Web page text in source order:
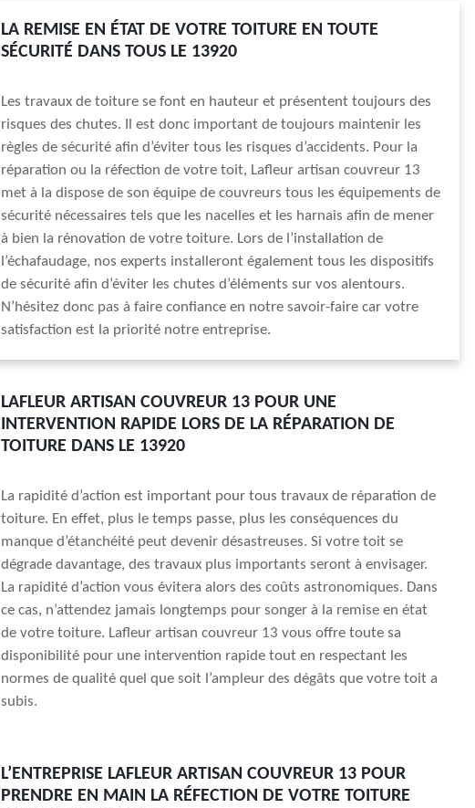
LA REMISE EN ÉTAT DE VOTRE TOITURE EN TOUTE
SÉCURITÉ DANS TOUS LE 13920
Les travaux de toiture se font en hauteur et présentent toujours des
risques des chutes. Il est donc important de toujours maintenir les
règles de sécurité afin d’éviter tous les risques d’accidents. Pour la
réparation ou la réfection de votre toit, Lafleur artisan couvreur 13
met à la dispose de son équipe de couvreurs tous les équipements de
sécurité nécessaires tels que les nacelles et les harnais afin de mener
à bien la rénovation de votre toiture. Lors de l’installation de
l’échafaudage, nos experts installeront également tous les dispositifs
de sécurité afin d’éviter les chutes d’éléments sur vos alentours.
N’hésitez donc pas à faire confiance en notre savoir-faire car votre
satisfaction est la priorité notre entreprise.
LAFLEUR ARTISAN COUVREUR 13 POUR UNE
INTERVENTION RAPIDE LORS DE LA RÉPARATION DE
TOITURE DANS LE 13920
La rapidité d’action est important pour tous travaux de réparation de
toiture. En effet, plus le temps passe, plus les conséquences du
manque d’étanchéité peut devenir désastreuses. Si votre toit se
dégrade davantage, des travaux plus importants seront à envisager.
La rapidité d’action vous évitera alors des coûts astronomiques. Dans
ce cas, n’attendez jamais longtemps pour songer à la remise en état
de votre toiture. Lafleur artisan couvreur 13 vous offre toute sa
disponibilité pour une intervention rapide tout en respectant les
normes de qualité quel que soit l’ampleur des dégâts que votre toit a
subis.
L’ENTREPRISE LAFLEUR ARTISAN COUVREUR 13 POUR
PRENDRE EN MAIN LA RÉFECTION DE VOTRE TOITURE